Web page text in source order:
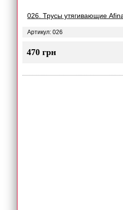
026. Трусы утягивающие
Артикул: 026
470 грн